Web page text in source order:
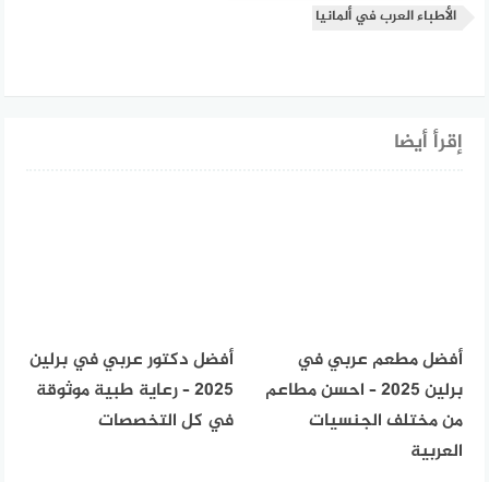
الأطباء العرب في ألمانيا
إقرأ أيضا
أفضل مطعم عربي في
برلين 2025 – احسن مطاعم
من مختلف الجنسيات
العربية
أفضل دكتور عربي في برلين
2025 – رعاية طبية موثوقة
في كل التخصصات